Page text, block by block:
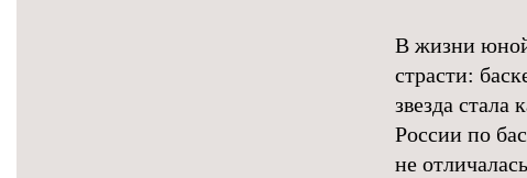
В жизни
страсти:
звезда
России по
не